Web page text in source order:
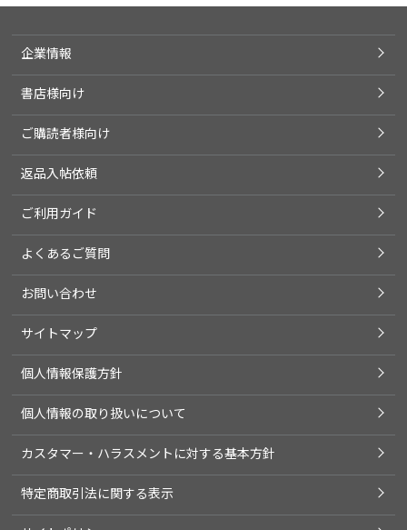
企業情報
書店様向け
ご購読者様向け
返品入帖依頼
ご利用ガイド
よくあるご質問
お問い合わせ
サイトマップ
個人情報保護方針
個人情報の取り扱いについて
カスタマー・ハラスメントに対する基本方針
特定商取引法に関する表示